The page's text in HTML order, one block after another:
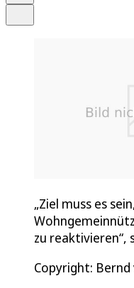
„Ziel muss es
zu reaktivieren“,
Copyright: